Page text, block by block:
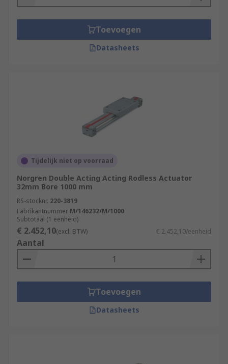
Toevoegen
Datasheets
Tijdelijk niet op voorraad
Norgren Double Acting Acting Rodless Actuator
32mm Bore 1000 mm
RS-stocknr. 220-3819
Fabrikantnummer M/146232/M/1000
Subtotaal (1 eenheid)
€ 2.452,10(excl. BTW) € 2.452,10/eenheid
Aantal
Toevoegen
Datasheets